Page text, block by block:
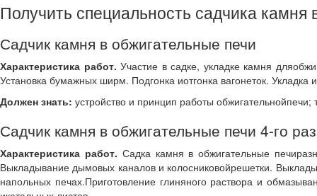
Получить специальность садчика камня
Садчик камня в обжигательные печи
Характеристика работ. Участие в садке, укладке камня
Установка бумажных ширм. Подгонка иотгонка вагонеток.
Должен знать: устройство и принцип работы
Садчик камня в обжигательные печи 4-го
Характеристика работ. Садка камня в обжигательные
Выкладывание дымовых каналов и колосниковойрешетки.
напольных печах.Приготовление глиняного раствора и